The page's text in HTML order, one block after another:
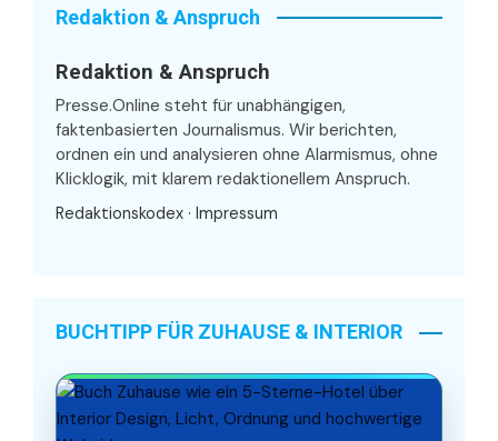
Redaktion & Anspruch
Redaktion & Anspruch
Presse.Online steht für unabhängigen,
faktenbasierten Journalismus. Wir berichten,
ordnen ein und analysieren ohne Alarmismus, ohne
Klicklogik, mit klarem redaktionellem Anspruch.
Redaktionskodex · Impressum
BUCHTIPP FÜR ZUHAUSE & INTERIOR